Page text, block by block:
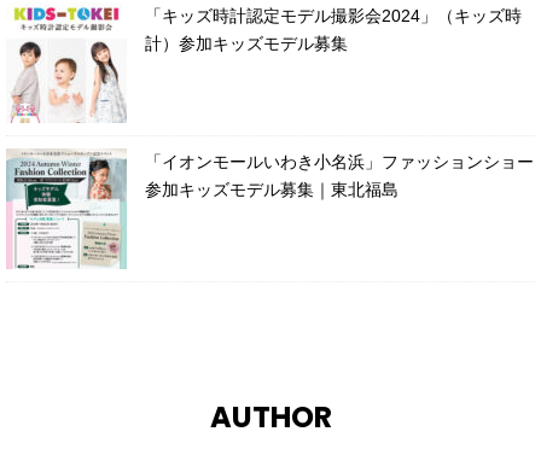
「キッズ時計認定モデル撮影会2024」（キッズ時
計）参加キッズモデル募集
「イオンモールいわき小名浜」ファッションショー
参加キッズモデル募集｜東北福島
AUTHOR